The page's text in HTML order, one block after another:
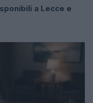
a Lecce e